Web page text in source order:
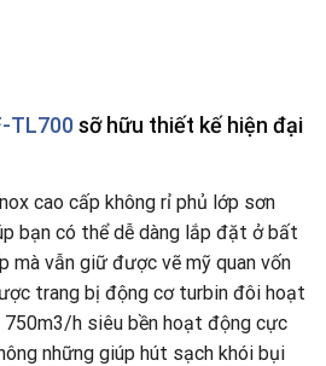
TL700sỡ hữu thiết kế hiện đại
cao cấp không rỉ phủ lớp sơn
bạn có thể dễ dàng lắp đặt ở bất
mà vẫn giữ được vẽ mỹ quan vốn
trang bị động cơ turbin đôi hoạt
h siêu bền hoạt động cực
những giúp hút sạch khói bụi